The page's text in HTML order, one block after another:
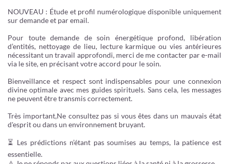
NOUVEAU : Étude et profil numérologique disponible uniquement
sur demande et par email.
Pour toute demande de soin énergétique profond, libération
d’entités, nettoyage de lieu, lecture karmique ou vies antérieures
nécessitant un travail approfondi, merci de me contacter par e-mail
via le site, en précisant votre accord pour le soin.
Bienveillance et respect sont indispensables pour une connexion
divine optimale avec mes guides spirituels. Sans cela, les messages
ne peuvent être transmis correctement.
Très important,Ne consultez pas si vous êtes dans un mauvais état
d'esprit ou dans un environnement bruyant.
⏳ Les prédictions n’étant pas soumises au temps, la patience est
essentielle.